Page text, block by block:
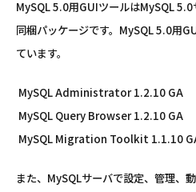
MySQL 5.0用GUIツールはMySQL
同梱パッケージです。MySQL 5.0用
ています。
MySQL Administrator 1.2.10 GA
MySQL Query Browser 1.2.10 GA
MySQL Migration Toolkit 1.1.10
また、MySQLサーバで設定、管理、